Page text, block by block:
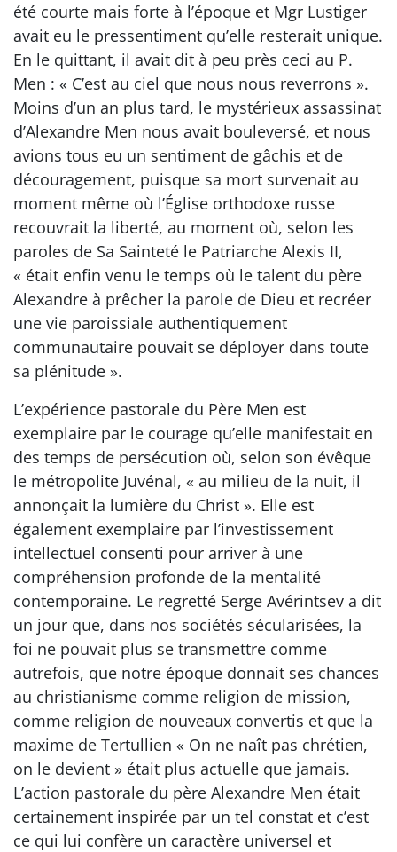
été courte mais forte à l’époque et Mgr Lustiger
avait eu le pressentiment qu’elle resterait unique.
En le quittant, il avait dit à peu près ceci au P.
Men : « C’est au ciel que nous nous reverrons ».
Moins d’un an plus tard, le mystérieux assassinat
d’Alexandre Men nous avait bouleversé, et nous
avions tous eu un sentiment de gâchis et de
découragement, puisque sa mort survenait au
moment même où l’Église orthodoxe russe
recouvrait la liberté, au moment où, selon les
paroles de Sa Sainteté le Patriarche Alexis II,
« était enfin venu le temps où le talent du père
Alexandre à prêcher la parole de Dieu et recréer
une vie paroissiale authentiquement
communautaire pouvait se déployer dans toute
sa plénitude ».
L’expérience pastorale du Père Men est
exemplaire par le courage qu’elle manifestait en
des temps de persécution où, selon son évêque
le métropolite Juvénal, « au milieu de la nuit, il
annonçait la lumière du Christ ». Elle est
également exemplaire par l’investissement
intellectuel consenti pour arriver à une
compréhension profonde de la mentalité
contemporaine. Le regretté Serge Avérintsev a dit
un jour que, dans nos sociétés sécularisées, la
foi ne pouvait plus se transmettre comme
autrefois, que notre époque donnait ses chances
au christianisme comme religion de mission,
comme religion de nouveaux convertis et que la
maxime de Tertullien « On ne naît pas chrétien,
on le devient » était plus actuelle que jamais.
L’action pastorale du père Alexandre Men était
certainement inspirée par un tel constat et c’est
ce qui lui confère un caractère universel et